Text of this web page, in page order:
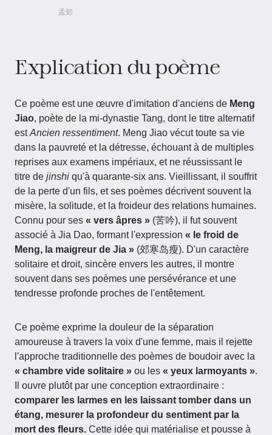
孟郊
Explication du poème
Ce poème est une œuvre d'imitation d'anciens de Meng
Jiao, poète de la mi-dynastie Tang, dont le titre alternatif
estAncien ressentiment. Meng Jiao vécut toute sa vie
dans la pauvreté et la détresse, échouant à de multiples
reprises aux examens impériaux, et ne réussissant le
titre de jinshi qu'à quarante-six ans. Vieillissant, il souffrit
de la perte d'un fils, et ses poèmes décrivent souvent la
misère, la solitude, et la froideur des relations humaines.
Connu pour ses « vers âpres » (苦吟), il fut souvent
associé à Jia Dao, formant l'expression « le froid de
Meng, la maigreur de Jia » (郊寒岛瘦). D'un caractère
solitaire et droit, sincère envers les autres, il montre
souvent dans ses poèmes une persévérance et une
tendresse profonde proches de l'entêtement.
Ce poème exprime la douleur de la séparation
amoureuse à travers la voix d'une femme, mais il rejette
l'approche traditionnelle des poèmes de boudoir avec la
« chambre vide solitaire » ou les « yeux larmoyants ».
Il ouvre plutôt par une conception extraordinaire :
comparer les larmes en les laissant tomber dans un
étang, mesurer la profondeur du sentiment par la
mort des fleurs. Cette idée qui matérialise et pousse à